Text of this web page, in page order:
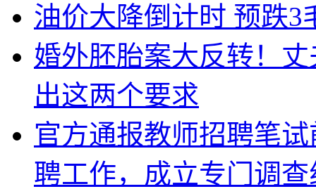
油价大降倒计时 预跌3
婚外胚胎案大反转！
出这两个要求
官方通报教师招聘笔
聘工作，成立专门调查